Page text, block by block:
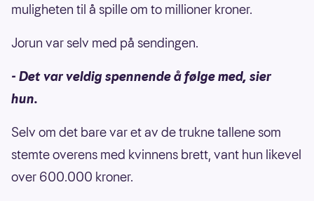
muligheten til å spille om to millioner kroner.
Jorun var selv med på sendingen.
- Det var veldig spennende å følge med, sier
hun.
Selv om det bare var et av de trukne tallene som
stemte overens med kvinnens brett, vant hun likevel
over 600.000 kroner.